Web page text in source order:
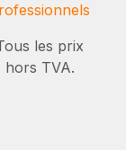
les prix
hors TVA.